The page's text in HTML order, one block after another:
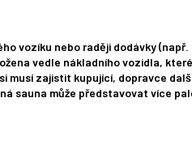
vozíku nebo raději dodávky
vedle nákladního vozidla,
musí zajistit kupující, dopravce
sauna může představovat více